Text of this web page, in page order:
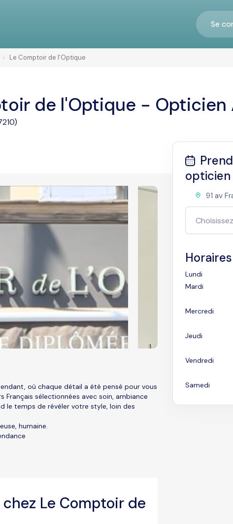
Se
Le Comptoir de l'Optique
de l'Optique - Opticien
91 av
Lundi
Mardi
Mercredi
Jeudi
Vendredi
Samedi
où chaque détail a été pensé pour vous
sélectionnées avec soin, ambiance
le temps de révéler votre style, loin des
humaine.
Le Comptoir de